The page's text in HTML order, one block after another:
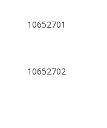
10652701
10652702